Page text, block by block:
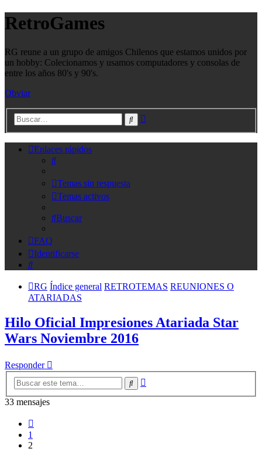
RetroGames
RG reune a un grupo de amigos Chilenos que estamos unidos por
un hobby: Colecionamos y usamos computadores y consolas de
entre los años 80's y 90's.
Obviar
Buscar
Enlaces rápidos
Buscar
Temas sin respuesta
Temas activos
Buscar
FAQ
Identificarse
Buscar
RG Índice general RETROTEMAS REUNIONES O
ATARIADAS
Hilo Oficial Impresiones Atariada Star
Wars Noviembre 2016
Responder
Buscar
33 mensajes
1
2